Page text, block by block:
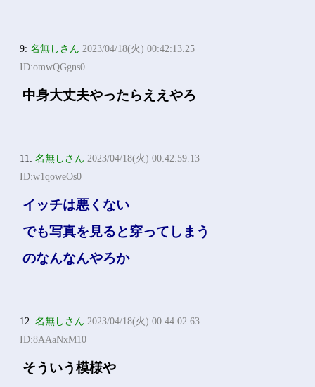
9:名無しさん 2023/04/18(火) 00:42:13.25
ID:omwQGgns0
中身大丈夫やったらええやろ
11:名無しさん 2023/04/18(火) 00:42:59.13
ID:w1qoweOs0
イッチは悪くない
でも写真を見ると穿ってしまう
のなんなんやろか
12:名無しさん 2023/04/18(火) 00:44:02.63
ID:8AAaNxM10
そういう模様や